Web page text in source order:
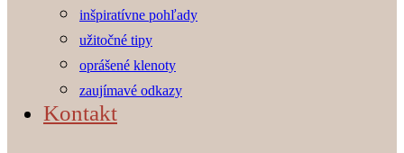
inšpiratívne pohľady
užitočné tipy
oprášené klenoty
zaujímavé odkazy
Kontakt